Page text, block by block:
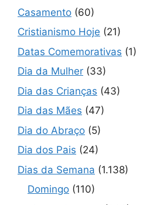
Casamento (60)
Cristianismo Hoje (21)
Datas Comemorativas (1)
Dia da Mulher (33)
Dia das Crianças (43)
Dia das Mães (47)
Dia do Abraço (5)
Dia dos Pais (24)
Dias da Semana (1.138)
Domingo (110)